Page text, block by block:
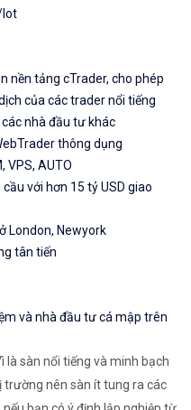
lot
nền tảng cTrader, cho phép
của các trader nổi tiếng
nhà đầu tư khác
thông dụng
VPS, AUTO
với hơn 15 tỷ USD giao
London, Newyork
tân tiến
và nhà đầu tư cá mập trên
là sàn nổi tiếng và minh bạch
nên sàn ít tung ra các